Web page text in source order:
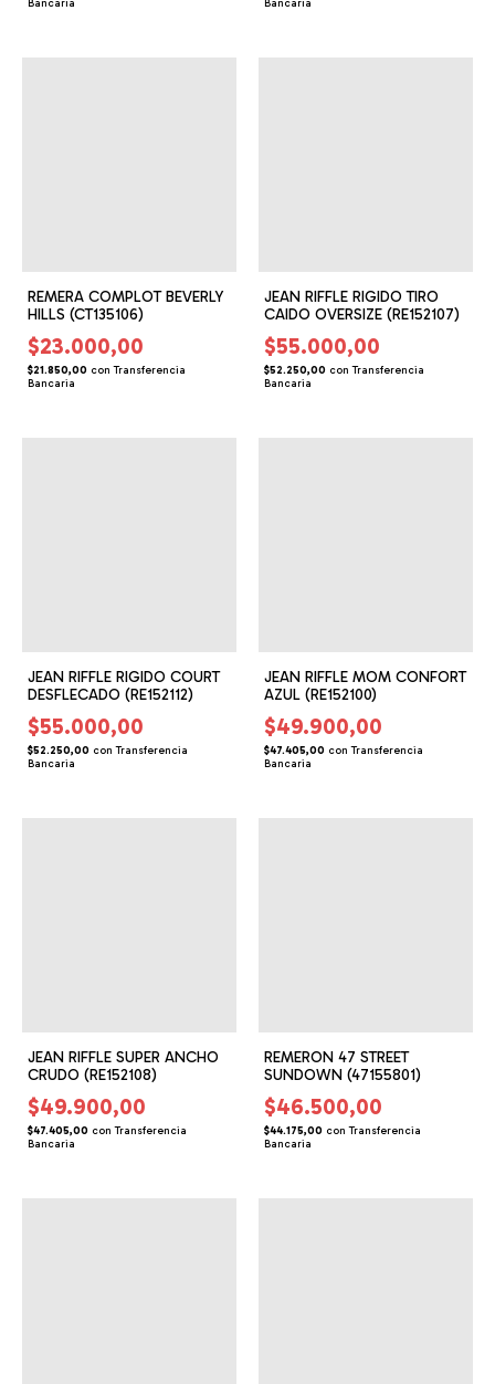
Bancaria
Bancaria
REMERA COMPLOT BEVERLY
HILLS (CT135106)
$23.000,00
$21.850,00 con Transferencia
Bancaria
JEAN RIFFLE RIGIDO TIRO
CAIDO OVERSIZE (RE152107)
$55.000,00
$52.250,00 con Transferencia
Bancaria
JEAN RIFFLE RIGIDO COURT
DESFLECADO (RE152112)
$55.000,00
$52.250,00 con Transferencia
Bancaria
JEAN RIFFLE MOM CONFORT
AZUL (RE152100)
$49.900,00
$47.405,00 con Transferencia
Bancaria
JEAN RIFFLE SUPER ANCHO
CRUDO (RE152108)
$49.900,00
$47.405,00 con Transferencia
Bancaria
REMERON 47 STREET
SUNDOWN (47155801)
$46.500,00
$44.175,00 con Transferencia
Bancaria